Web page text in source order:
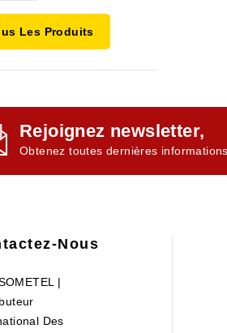
Les Produits
Rejoignez newsletter,
Obtenez toutes dernières
Nous
|
Des